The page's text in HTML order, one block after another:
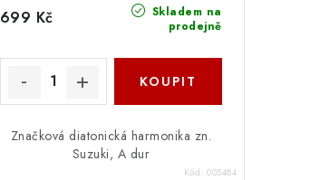
Skladem na
prodejně
699 Kč
Značková diatonická harmonika zn.
Suzuki, A dur
Kód: 005484